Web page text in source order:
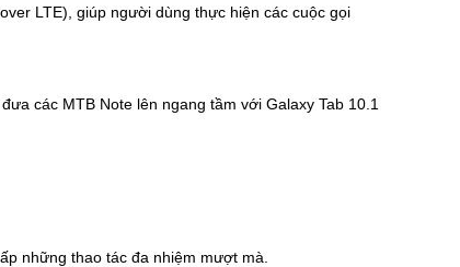
LTE), giúp người dùng thực hiện các cuộc gọi
đưa các MTB Note lên ngang tầm với Galaxy Tab 10.1
những thao tác đa nhiệm mượt mà.